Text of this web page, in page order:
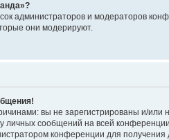
администраторов и модераторов
они модерируют.
вы не зарегистрированы и/
личных сообщений на всей
конференции для